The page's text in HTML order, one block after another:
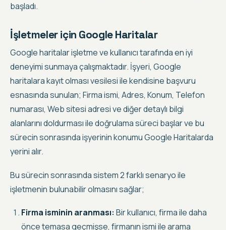
başladı.
İşletmeler için Google Haritalar
Google haritalar işletme ve kullanıcı tarafında en iyi
deneyimi sunmaya çalışmaktadır. İşyeri, Google
haritalara kayıt olması vesilesi ile kendisine başvuru
esnasında sunulan; Firma ismi, Adres, Konum, Telefon
numarası, Web sitesi adresi ve diğer detaylı bilgi
alanlarını doldurması ile doğrulama süreci başlar ve bu
sürecin sonrasında işyerinin konumu Google Haritalarda
yerini alır.
Bu sürecin sonrasında sistem 2 farklı senaryo ile
işletmenin bulunabilir olmasını sağlar;
Firma isminin aranması: Bir kullanıcı, firma ile daha
önce temasa geçmişse, firmanın ismi ile arama